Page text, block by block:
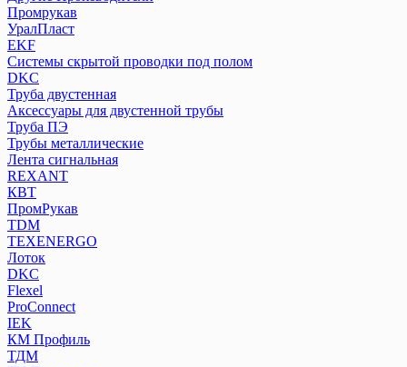
Промрукав
УралПласт
EKF
Системы скрытой проводки под полом
DKC
Труба двустенная
Аксессуары для двустенной трубы
Труба ПЭ
Трубы металлические
Лента сигнальная
REXANT
КВТ
ПромРукав
ТDM
TEXENERGO
Лоток
DKC
Flexel
ProConnect
IEK
КМ Профиль
ТДМ